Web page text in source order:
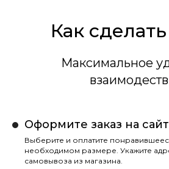
Как сделать
Максимальное
Оформите заказ на
Выберите и оплатите
необходимом размере. Укажите
самовывоза из магазина.